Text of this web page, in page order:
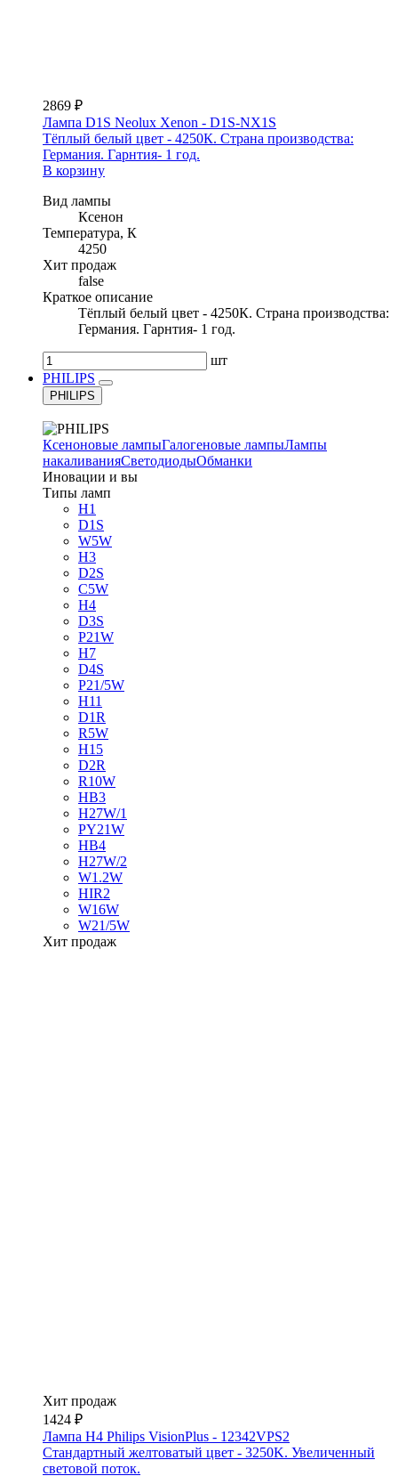
2869 ₽
Лампа D1S Neolux Xenon - D1S-NX1S
Тёплый белый цвет - 4250К. Страна производства:
Германия. Гарнтия- 1 год.
В корзину
Вид лампы
Ксенон
Температура, К
4250
Хит продаж
false
Краткое описание
Тёплый белый цвет - 4250К. Страна производства:
Германия. Гарнтия- 1 год.
шт
PHILIPS
PHILIPS
Ксеноновые лампыГалогеновые лампыЛампы
накаливанияСветодиодыОбманки
Иновации и вы
Типы ламп
H1
D1S
W5W
H3
D2S
C5W
H4
D3S
P21W
H7
D4S
P21/5W
H11
D1R
R5W
H15
D2R
R10W
HB3
H27W/1
PY21W
HB4
H27W/2
W1.2W
HIR2
W16W
W21/5W
Хит продаж
Хит продаж
1424 ₽
Лампа H4 Philips VisionPlus - 12342VPS2
Стандартный желтоватый цвет - 3250K. Увеличенный
световой поток.